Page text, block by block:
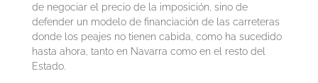
de negociar el precio de la imposición, sino de
defender un modelo de financiación de las carreteras
donde los peajes no tienen cabida, como ha sucedido
hasta ahora, tanto en Navarra como en el resto del
Estado.